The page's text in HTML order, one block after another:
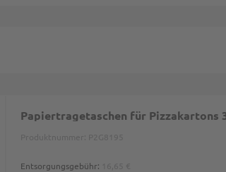
Papiertragetaschen für Pizzakartons
Entsorgungsgebühr: